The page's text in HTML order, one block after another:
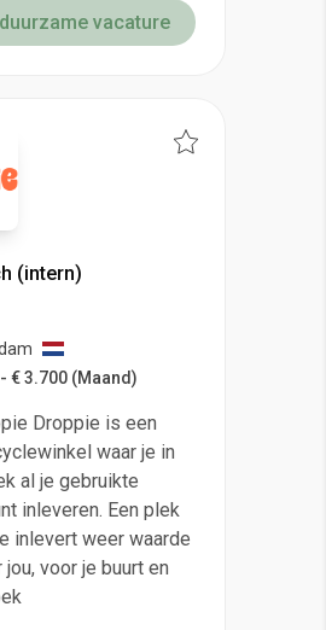
vacature
(intern)
€ 3.700 (Maand)
Droppie is een
waar je in
al je gebruikte
inleveren. Een plek
inlevert weer waarde
voor je buurt en